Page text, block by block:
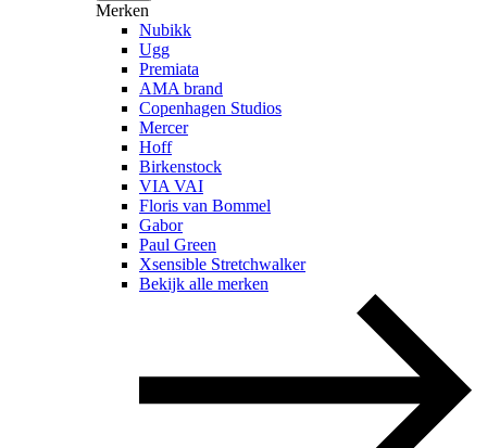
Merken
Nubikk
Ugg
Premiata
AMA brand
Copenhagen Studios
Mercer
Hoff
Birkenstock
VIA VAI
Floris van Bommel
Gabor
Paul Green
Xsensible Stretchwalker
Bekijk alle merken